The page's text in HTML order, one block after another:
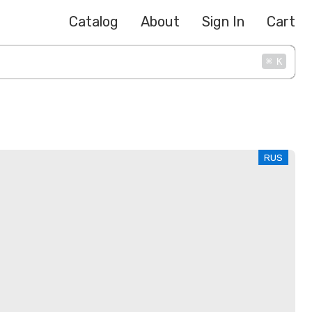
Catalog About Sign In Cart
⌘ K
RUS